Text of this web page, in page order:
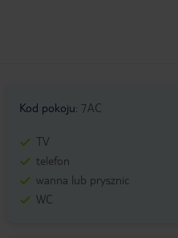
Kod pokoju: 7AC
TV
telefon
wanna lub prysznic
WC